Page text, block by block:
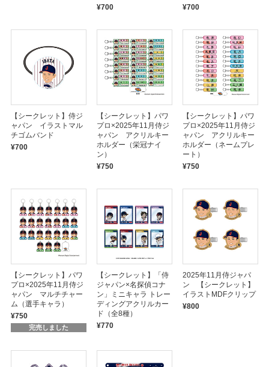
¥700
¥700
【シークレット】侍ジ
ャパン イラストマル
チゴムバンド
¥700
【シークレット】パワ
プロ×2025年11月侍ジ
ャパン アクリルキー
ホルダー（栄冠ナイ
ン）
¥750
【シークレット】パワ
プロ×2025年11月侍ジ
ャパン アクリルキー
ホルダー（ネームプレ
ート）
¥750
【シークレット】パワ
プロ×2025年11月侍ジ
ャパン マルチチャー
ム（選手キャラ）
¥750
完売しました
【シークレット】「侍
ジャパン×名探偵コナ
ン」ミニキャラ トレー
ディングアクリルカー
ド（全8種）
¥770
2025年11月侍ジャパ
ン 【シークレット】
イラストMDFクリップ
¥800